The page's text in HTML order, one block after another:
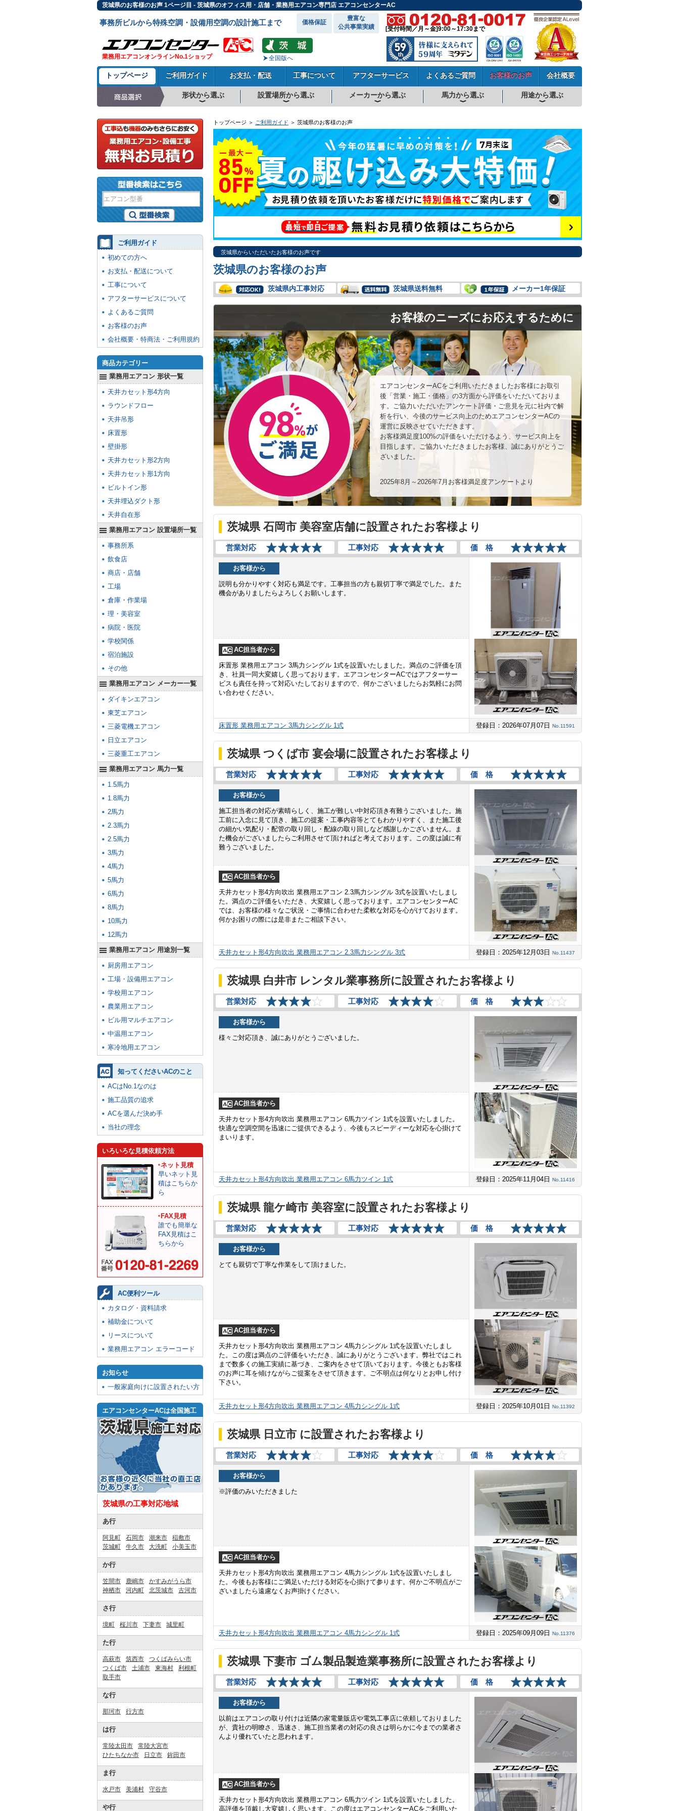
茨城県のお客様のお声 1ページ目 - 茨城県のオフィス用・店舗・業務用エアコン専門店 エアコンセンターAC
事務所ビルから特殊空調・設備用空調の設計施工まで 価格保証
豊富な
公共事業実績
業務用エアコンオンラインNo.1ショップ 全国版へ
[受付時間／月～金]9:00～17:30まで
トップページ ご利用ガイド お支払・配送 工事について アフターサービス よくあるご質問 お客様のお声 会社概要
形状から選ぶ 設置場所から選ぶ メーカーから選ぶ 馬力から選ぶ 用途から選ぶ
トップページ ＞ ご利用ガイド ＞ 茨城県のお客様のお声
茨城県からいただいたお客様のお声です
茨城県のお客様のお声
茨城県内工事対応 茨城県送料無料 メーカー1年保証
お客様のニーズにお応えするために
エアコンセンターACをご利用いただきましたお客様にお取引
後「営業・施工・価格」の3方面から評価をいただいておりま
す。ご協力いただいたアンケート評価・ご意見を元に社内で解
析を行い、今後のサービス向上のためエアコンセンターACの
運営に反映させていただきます。
お客様満足度100%の評価をいただけるよう、サービス向上を
目指します。ご協力いただきましたお客様、誠にありがとうご
ざいました。
2025年8月～2026年7月お客様満足度アンケートより
茨城県 石岡市 美容室店舗に設置されたお客様より
営業対応 工事対応 価 格
お客様から
説明も分かりやすく対応も満足です。工事担当の方も親切丁寧で満足でした。また
機会がありましたらよろしくお願いします。
AC担当者から
床置形 業務用エアコン 3馬力シングル 1式を設置いたしました。満点のご評価を頂
き、社員一同大変嬉しく思っております。エアコンセンターACではアフターサー
ビスも責任を持って対応いたしておりますので、何かございましたらお気軽にお問
い合わせください。
床置形 業務用エアコン 3馬力シングル 1式 登録日：2026年07月07日 No.11591
茨城県 つくば市 宴会場に設置されたお客様より
営業対応 工事対応 価 格
お客様から
施工担当者の対応が素晴らしく、施工が難しい中対応頂き有難うございました。施
工前に入念に見て頂き、施工の提案・工事内容等とてもわかりやすく、また施工後
の細かい気配り・配管の取り回し・配線の取り回しなど感謝しかございません。ま
た機会がございましたらご利用させて頂ければと考えております。この度は誠に有
難うございました。
AC担当者から
天井カセット形4方向吹出 業務用エアコン 2.3馬力シングル 3式を設置いたしまし
た。満点のご評価をいただき、大変嬉しく思っております。エアコンセンターAC
では、お客様の様々なご状況・ご事情に合わせた柔軟な対応を心がけております。
何かお困りの際には是非またご相談下さい。
天井カセット形4方向吹出 業務用エアコン 2.3馬力シングル 3式 登録日：2025年12月03日 No.11437
茨城県 白井市 レンタル業事務所に設置されたお客様より
営業対応 工事対応 価 格
お客様から
様々ご対応頂き、誠にありがとうございました。
AC担当者から
天井カセット形4方向吹出 業務用エアコン 6馬力ツイン 1式を設置いたしました。
快適な空調空間を迅速にご提供できるよう、今後もスピーディーな対応を心掛けて
まいります。
天井カセット形4方向吹出 業務用エアコン 6馬力ツイン 1式 登録日：2025年11月04日 No.11416
茨城県 龍ケ崎市 美容室に設置されたお客様より
営業対応 工事対応 価 格
お客様から
とても親切で丁寧な作業をして頂けました。
AC担当者から
天井カセット形4方向吹出 業務用エアコン 4馬力シングル 1式を設置いたしまし
た。この度は満点のご評価をいただき、誠にありがとうございます。弊社ではこれ
まで数多くの施工実績に基づき、ご案内をさせて頂いております。今後ともお客様
のお声に耳を傾けながらご提案をさせて頂きます。ご不明点は何なりとお申し付け
下さい。
天井カセット形4方向吹出 業務用エアコン 4馬力シングル 1式 登録日：2025年10月01日 No.11392
茨城県 日立市 に設置されたお客様より
営業対応 工事対応 価 格
お客様から
※評価のみいただきました
AC担当者から
天井カセット形4方向吹出 業務用エアコン 4馬力シングル 1式を設置いたしまし
た。今後もお客様にご満足いただける対応を心掛けて参ります。何かご不明点がご
ざいましたら遠慮なくお声掛けください。
天井カセット形4方向吹出 業務用エアコン 4馬力シングル 1式 登録日：2025年09月09日 No.11376
茨城県 下妻市 ゴム製品製造業事務所に設置されたお客様より
営業対応 工事対応 価 格
お客様から
以前はエアコンの取り付けは近隣の家電量販店や電気工事店に依頼しておりました
が、貴社の明瞭さ、迅速さ、施工担当業者の対応の良さは明らかに今までの業者さ
んより優れていたと思われます。
AC担当者から
天井カセット形4方向吹出 業務用エアコン 6馬力ツイン 1式を設置いたしました。
高評価を頂戴し大変嬉しく思います。この度はエアコンセンターACをご利用いた
ご利用ガイド
初めての方へ
お支払・配送について
工事について
アフターサービスについて
よくあるご質問
お客様のお声
会社概要・特商法・ご利用規約
商品カテゴリー
業務用エアコン 形状一覧
天井カセット形4方向
ラウンドフロー
天井吊形
床置形
壁掛形
天井カセット形2方向
天井カセット形1方向
ビルトイン形
天井埋込ダクト形
天井自在形
業務用エアコン 設置場所一覧
事務所系
飲食店
商店・店舗
工場
倉庫・作業場
理・美容室
病院・医院
学校関係
宿泊施設
その他
業務用エアコン メーカー一覧
ダイキンエアコン
東芝エアコン
三菱電機エアコン
日立エアコン
三菱重工エアコン
業務用エアコン 馬力一覧
1.5馬力
1.8馬力
2馬力
2.3馬力
2.5馬力
3馬力
4馬力
5馬力
6馬力
8馬力
10馬力
12馬力
業務用エアコン 用途別一覧
厨房用エアコン
工場・設備用エアコン
学校用エアコン
農業用エアコン
ビル用マルチエアコン
中温用エアコン
寒冷地用エアコン
知ってくださいACのこと
ACはNo.1なのは
施工品質の追求
ACを選んだ決め手
当社の理念
いろいろな見積依頼方法
ネット見積
早いネット見
積はこちらか
ら
FAX見積
誰でも簡単な
FAX見積はこ
ちらから
AC便利ツール
カタログ・資料請求
補助金について
リースについて
業務用エアコン エラーコード
お知らせ
一般家庭向けに設置されたい方
エアコンセンターACは全国施工
茨城県の工事対応地域
あ行
阿見町 石岡市 潮来市
稲敷市
茨城町
牛久市 大洗町 小美玉市
か行
笠間市 鹿嶋市
かすみがうら市
神栖市
河内町 北茨城市 古河市
さ行
境町 桜川市 下妻市 城里町
た行
高萩市 筑西市
つくばみらい市
つくば市
土浦市 東海村
利根町
取手市
な行
那珂市 行方市
は行
常陸太田市
常陸大宮市
ひたちなか市
日立市 鉾田市
ま行
水戸市 美浦村 守谷市
や行